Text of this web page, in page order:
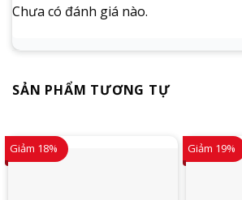
Chưa có đánh giá nào.
SẢN PHẨM TƯƠNG TỰ
Giảm 18% Giảm 19%